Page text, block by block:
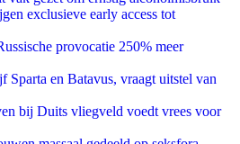
exclusieve early access tot
provocatie 250% meer
Sparta en Batavus, vraagt uitstel van
bij Duits vliegveld voedt vrees voor